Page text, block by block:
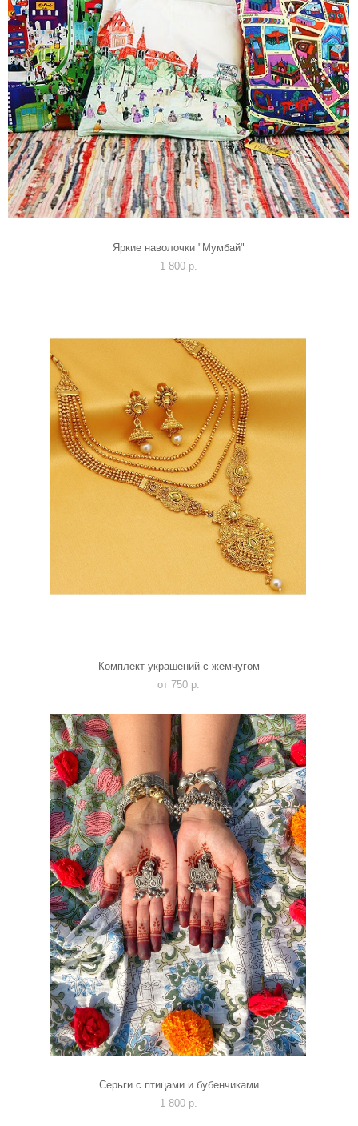
Яркие наволочки "Мумбай"
1 800 p.
Комплект украшений с жемчугом
от 750 p.
Серьги с птицами и бубенчиками
1 800 p.